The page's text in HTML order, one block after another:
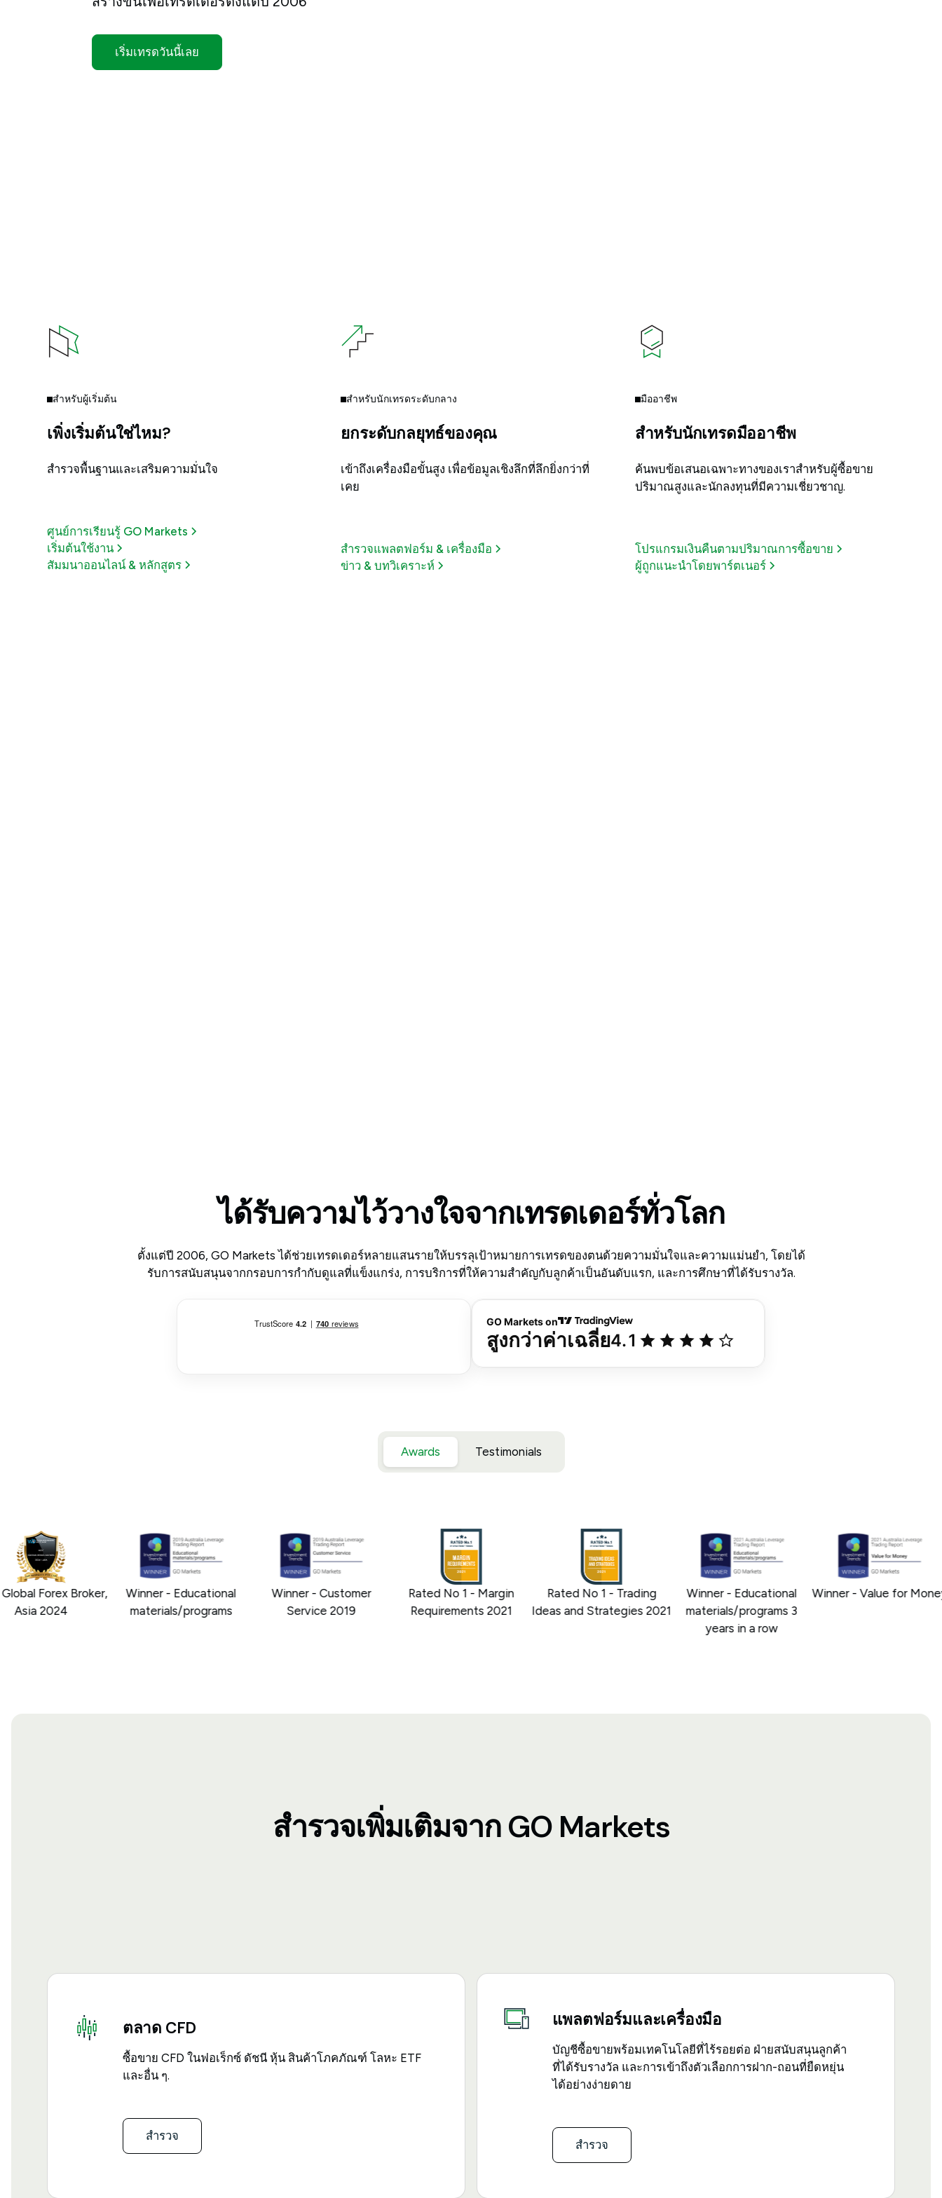
เริ่มเทรดวันนี้เลย
สำหรับผู้เริ่มต้น
เพิ่งเริ่มต้นใช่ไหม?
สำรวจพื้นฐานและเสริมความมั่นใจ
ศูนย์การเรียนรู้ GO Markets
เริ่มต้นใช้งาน
สัมมนาออนไลน์ & หลักสูตร
สำหรับนักเทรดระดับกลาง
ยกระดับกลยุทธ์ของคุณ
เข้าถึงเครื่องมือขั้นสูง เพื่อข้อมูลเชิงลึกที่ลึกยิ่งกว่าที่
เคย
สำรวจแพลตฟอร์ม & เครื่องมือ
ข่าว & บทวิเคราะห์
มืออาชีพ
สำหรับนักเทรดมืออาชีพ
ค้นพบข้อเสนอเฉพาะทางของเราสำหรับผู้ซื้อขาย
ปริมาณสูงและนักลงทุนที่มีความเชี่ยวชาญ.
โปรแกรมเงินคืนตามปริมาณการซื้อขาย
ผู้ถูกแนะนำโดยพาร์ตเนอร์
ได้รับความไว้วางใจจากเทรดเดอร์ทั่วโลก
ตั้งแต่ปี 2006, GO Markets ได้ช่วยเทรดเดอร์หลายแสนรายให้บรรลุเป้าหมายการเทรดของตนด้วยความมั่นใจและความแม่นยำ, โดยได้
รับการสนับสนุนจากกรอบการกำกับดูแลที่แข็งแกร่ง, การบริการที่ให้ความสำคัญกับลูกค้าเป็นอันดับแรก, และการศึกษาที่ได้รับรางวัล.
Awards Testimonials
Forex Broker,
Asia 2024
Winner - Educational
materials/programs
Winner - Customer
Service 2019
Rated No 1 - Margin
Requirements 2021
Rated No 1 - Trading
Ideas and Strategies 2021
Winner - Educational
materials/programs 3
years in a row
Winner - Value for Money
สำรวจเพิ่มเติมจาก GO Markets
ตลาด CFD
ซื้อขาย CFD ในฟอเร็กซ์ ดัชนี หุ้น สินค้าโภคภัณฑ์ โลหะ ETF
และอื่น ๆ.
สำรวจ
แพลตฟอร์มและเครื่องมือ
บัญชีซื้อขายพร้อมเทคโนโลยีที่ไร้รอยต่อ ฝ่ายสนับสนุนลูกค้า
ที่ได้รับรางวัล และการเข้าถึงตัวเลือกการฝาก-ถอนที่ยืดหยุ่น
ได้อย่างง่ายดาย
สำรวจ